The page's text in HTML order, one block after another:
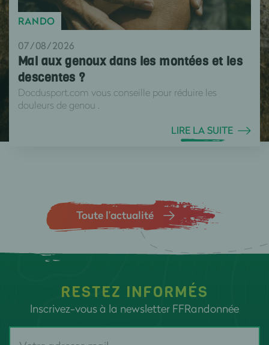
RANDO
07/08/2026
Mal aux genoux dans les montées et les
descentes ?
Docdusport.com vous conseille pour réduire les
douleurs de genou .
LIRE LA SUITE
Toute l’actualité
RESTEZ INFORMÉS
Inscrivez-vous à la newsletter FFRandonnée